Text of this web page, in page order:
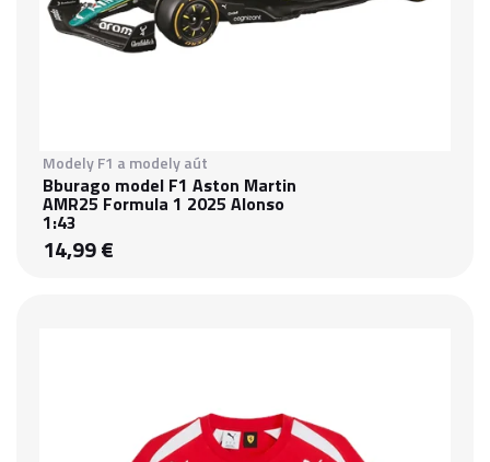
Modely F1 a modely aút
Bburago model F1 Aston Martin
AMR25 Formula 1 2025 Alonso
1:43
14,99 €